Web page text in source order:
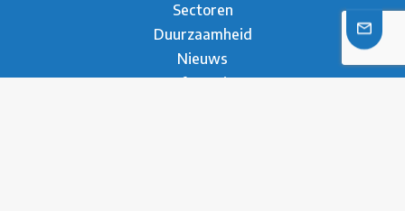
Sectoren
Duurzaamheid
Nieuws
Referenties